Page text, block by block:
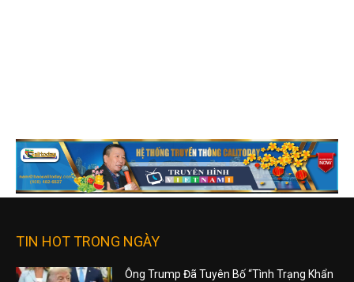
TIN HOT TRONG NGÀY
Ông Trump Đã Tuyên Bố “Tình Trạng Khẩn